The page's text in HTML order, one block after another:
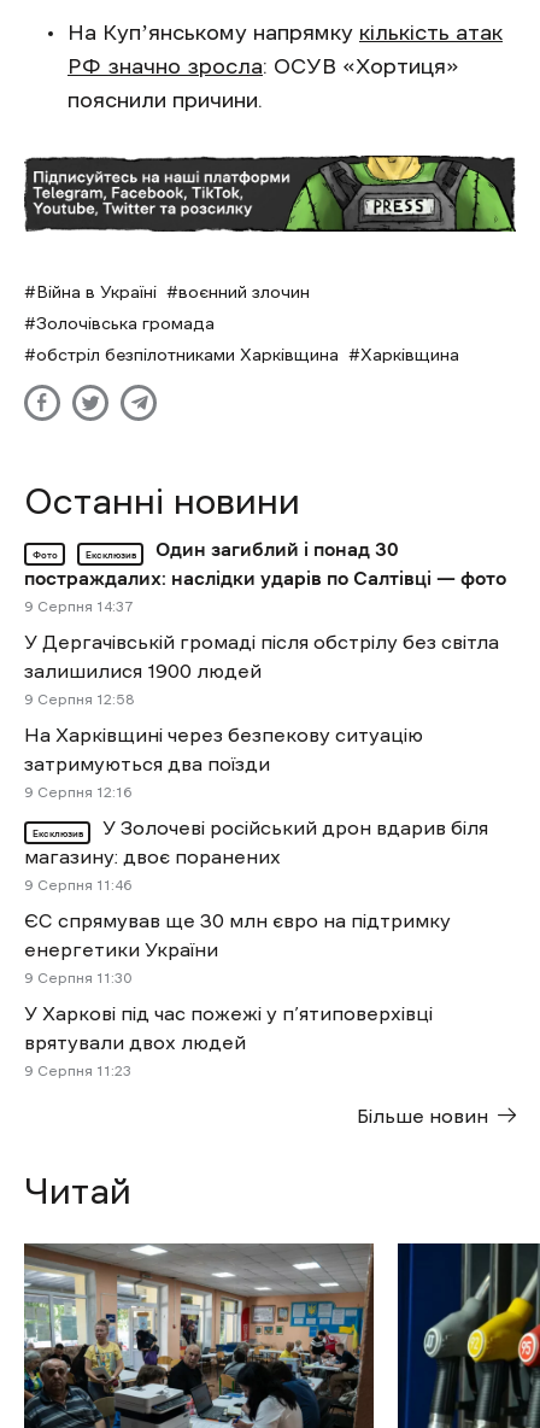
На Купʼянському напрямку кількість атак
РФ значно зросла: ОСУВ «Хортиця»
пояснили причини.
Війна в Україні
воєнний злочин
Золочівська громада
обстріл безпілотниками Харківщина
Харківщина
Останні новини
Фото Ексклюзив
Один загиблий і понад 30
постраждалих: наслідки ударів по Салтівці — фото
9 Cерпня 14:37
У Дергачівській громаді після обстрілу без світла
залишилися 1900 людей
9 Cерпня 12:58
На Харківщині через безпекову ситуацію
затримуються два поїзди
9 Cерпня 12:16
Ексклюзив
У Золочеві російський дрон вдарив біля
магазину: двоє поранених
9 Cерпня 11:46
ЄС спрямував ще 30 млн євро на підтримку
енергетики України
9 Cерпня 11:30
У Харкові під час пожежі у п’ятиповерхівці
врятували двох людей
9 Cерпня 11:23
Більше новин
Читай